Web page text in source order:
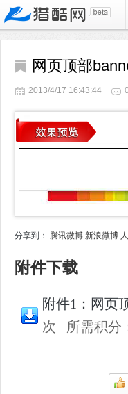
网页顶部
2013/4/17 16:43:44
分享到： 腾讯微博 新浪微博
附件下载
附件1：网页
次
所需积分